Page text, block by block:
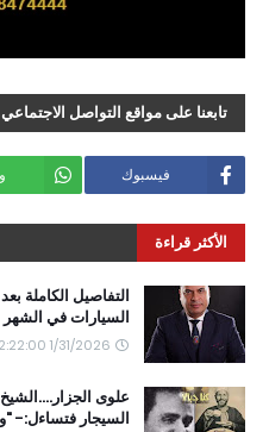
تابعنا على مواقع التواصل الاجتماعي
فيسبوك
الأكثر قراءة
التفاصيل الكاملة
السيارات في الشهر
1/31/2026 12:22:00 ص
علوى
السيجار فتساءل:-